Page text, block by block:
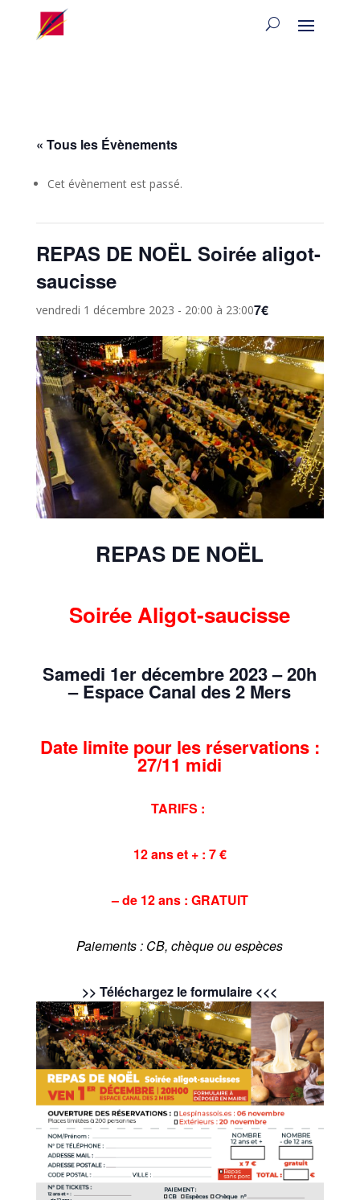
« Tous les Évènements
Cet évènement est passé.
REPAS DE NOËL Soirée aligot-
saucisse
vendredi 1 décembre 2023 - 20:00 à 23:007€
REPAS DE NOËL
Soirée Aligot-saucisse
Samedi 1er décembre 2023 – 20h
– Espace Canal des 2 Mers
Date limite pour les réservations :
27/11 midi
TARIFS :
12 ans et + : 7 €
– de 12 ans : GRATUIT
Paiements : CB, chèque ou espèces
>> Téléchargez le formulaire <<<